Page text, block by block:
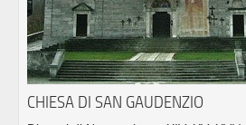
CHIESA DI SAN GAUDENZIO